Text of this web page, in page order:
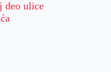
deo ulice